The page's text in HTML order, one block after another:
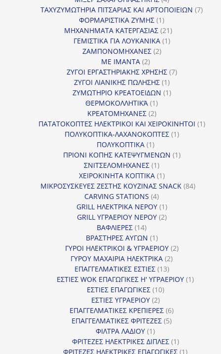
προϊόντα
ΤΑΧΥΖΥΜΩΤΗΡΙΑ ΠΙΤΣΑΡΙΑΣ ΚΑΙ ΑΡΤΟΠΟΙΕΙΩΝ 77
ΦΟΡΜΑΡΙΣΤΙΚΑ ΖΥΜΗΣ 11
προϊόν
ΜΗΧΑΝΗΜΑΤΑ ΚΑΤΕΡΓΑΣΙΑΣ 2121
προϊόντα
ΓΕΜΙΣΤΙΚΑ ΓΙΑ ΛΟΥΚΑΝΙΚΑ 11
ΖΑΜΠΟΝΟΜΗΧΑΝΕΣ 22
ΜΕ ΙΜΑΝΤΑ 22
προϊόντα
ΖΥΓΟΙ ΕΡΓΑΣΤΗΡΙΑΚΗΣ ΧΡΗΣΗΣ 77
ΖΥΓΟΙ ΛΙΑΝΙΚΗΣ ΠΩΛΗΣΗΣ 11
προϊόν
ΖΥΜΩΤΗΡΙΟ ΚΡΕΑΤΟΕΙΔΩΝ 11
ΘΕΡΜΟΚΟΛΛΗΤΙΚΆ 11
προϊόν
ΚΡΕΑΤΟΜΗΧΑΝΕΣ 22
προϊόντα
ΠΑΤΑΤΟΚΟΠΤΕΣ ΗΛΕΚΤΡΙΚΟΙ ΚΑΙ ΧΕΙΡΟΚΙΝΗΤΟΙ 11
ΠΟΛΥΚΟΠΤΙΚΑ-ΛΑΧΑΝΟΚΟΠΤΕΣ 11
ΠΟΛΥΚΟΠΤΙΚΑ 11
προϊόν
ΠΡΙΟΝΙ ΚΟΠΗΣ ΚΑΤΕΨΥΓΜΕΝΩΝ 11
ΣΝΙΤΣΕΛΟΜΗΧΑΝΕΣ 11
προϊόν
ΧΕΙΡΟΚΙΝΗΤΑ ΚΟΠΤΙΚΑ 11
προϊόν
ΜΙΚΡΟΣΥΣΚΕΥΕΣ ΖΕΣΤΗΣ ΚΟΥΖΙΝΑΣ SNACK 8484
CARVING STATIONS 44
προϊόντα
GRILL ΗΛΕΚΤΡΙΚΑ ΝΕΡΟΥ 11
προϊόν
GRILL ΥΓΡΑΕΡΙΟΥ ΝΕΡΟΥ 22
ΒΑΦΛΙΕΡΕΣ 1414
προϊόντα
ΒΡΑΣΤΗΡΕΣ ΑΥΓΩΝ 11
προϊόν
ΓΥΡΟΙ ΗΛΕΚΤΡΙΚΟΙ & ΥΓΡΑΕΡΙΟΥ 22
ΓΥΡΟΥ ΜΑΧΑΙΡΙΑ ΗΛΕΚΤΡΙΚΑ 22
ΕΠΑΓΓΕΛΜΑΤΙΚΕΣ ΕΣΤΙΕΣ 1313
προϊόντα
ΕΣΤΙΕΣ WOK ΕΠΑΓΩΓΙΚΕΣ Η' ΥΓΡΑΕΡΙΟΥ 11
ΕΣΤΙΕΣ ΕΠΑΓΩΓΙΚΕΣ 1010
ΕΣΤΙΕΣ ΥΓΡΑΕΡΙΟΥ 22
προϊόντα
ΕΠΑΓΓΕΛΜΑΤΙΚΕΣ ΚΡΕΠΙΕΡΕΣ 66
προϊόντα
ΕΠΑΓΓΕΛΜΑΤΙΚΕΣ ΦΡΙΤΕΖΕΣ 55
ΦΙΛΤΡΑ ΛΑΔΙΟΥ 11
προϊόν
ΦΡΙΤΕΖΕΣ ΗΛΕΚΤΡΙΚΕΣ ΔΙΠΛΕΣ 11
προϊόν
ΦΡΙΤΕΖΕΣ ΗΛΕΚΤΡΙΚΕΣ ΕΠΑΓΩΓΙΚΕΣ 11